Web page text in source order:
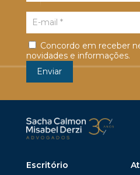
Concordo em receber
novidades e informações.
Escritório